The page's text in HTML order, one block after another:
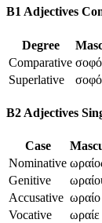
B1 Adjectives
Degree
Comparative
Superlative
B2 Adjectives
Case
Nominative
Genitive
Accusative ωραίο
Vocative
ωραίε